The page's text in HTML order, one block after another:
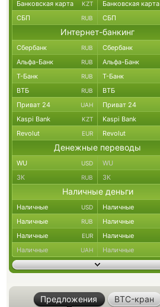
Банковская карта KZT Банковская карта
СБП RUB СБП
Интернет-банкинг
Сбербанк RUB Сбербанк
Альфа-Банк RUB Альфа-Банк
Т-Банк RUB Т-Банк
ВТБ RUB ВТБ
Приват 24 UAH Приват 24
Kaspi Bank KZT Kaspi Bank
Revolut EUR Revolut
Денежные переводы
WU USD WU
ЗК RUB ЗК
Наличные деньги
Наличные USD Наличные
Наличные RUB Наличные
Наличные EUR Наличные
Наличные UAH Наличные
Предложения BTC-кран